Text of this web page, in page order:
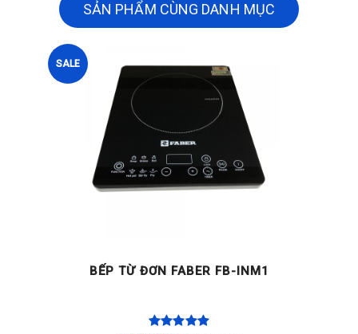
SẢN PHẨM CÙNG DANH MỤC
SALE
BẾP TỪ ĐƠN FABER FB-INM1